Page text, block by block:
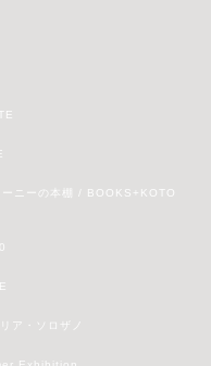
ニーの本棚 / BOOKS+KOTO
ア・ソロザノ